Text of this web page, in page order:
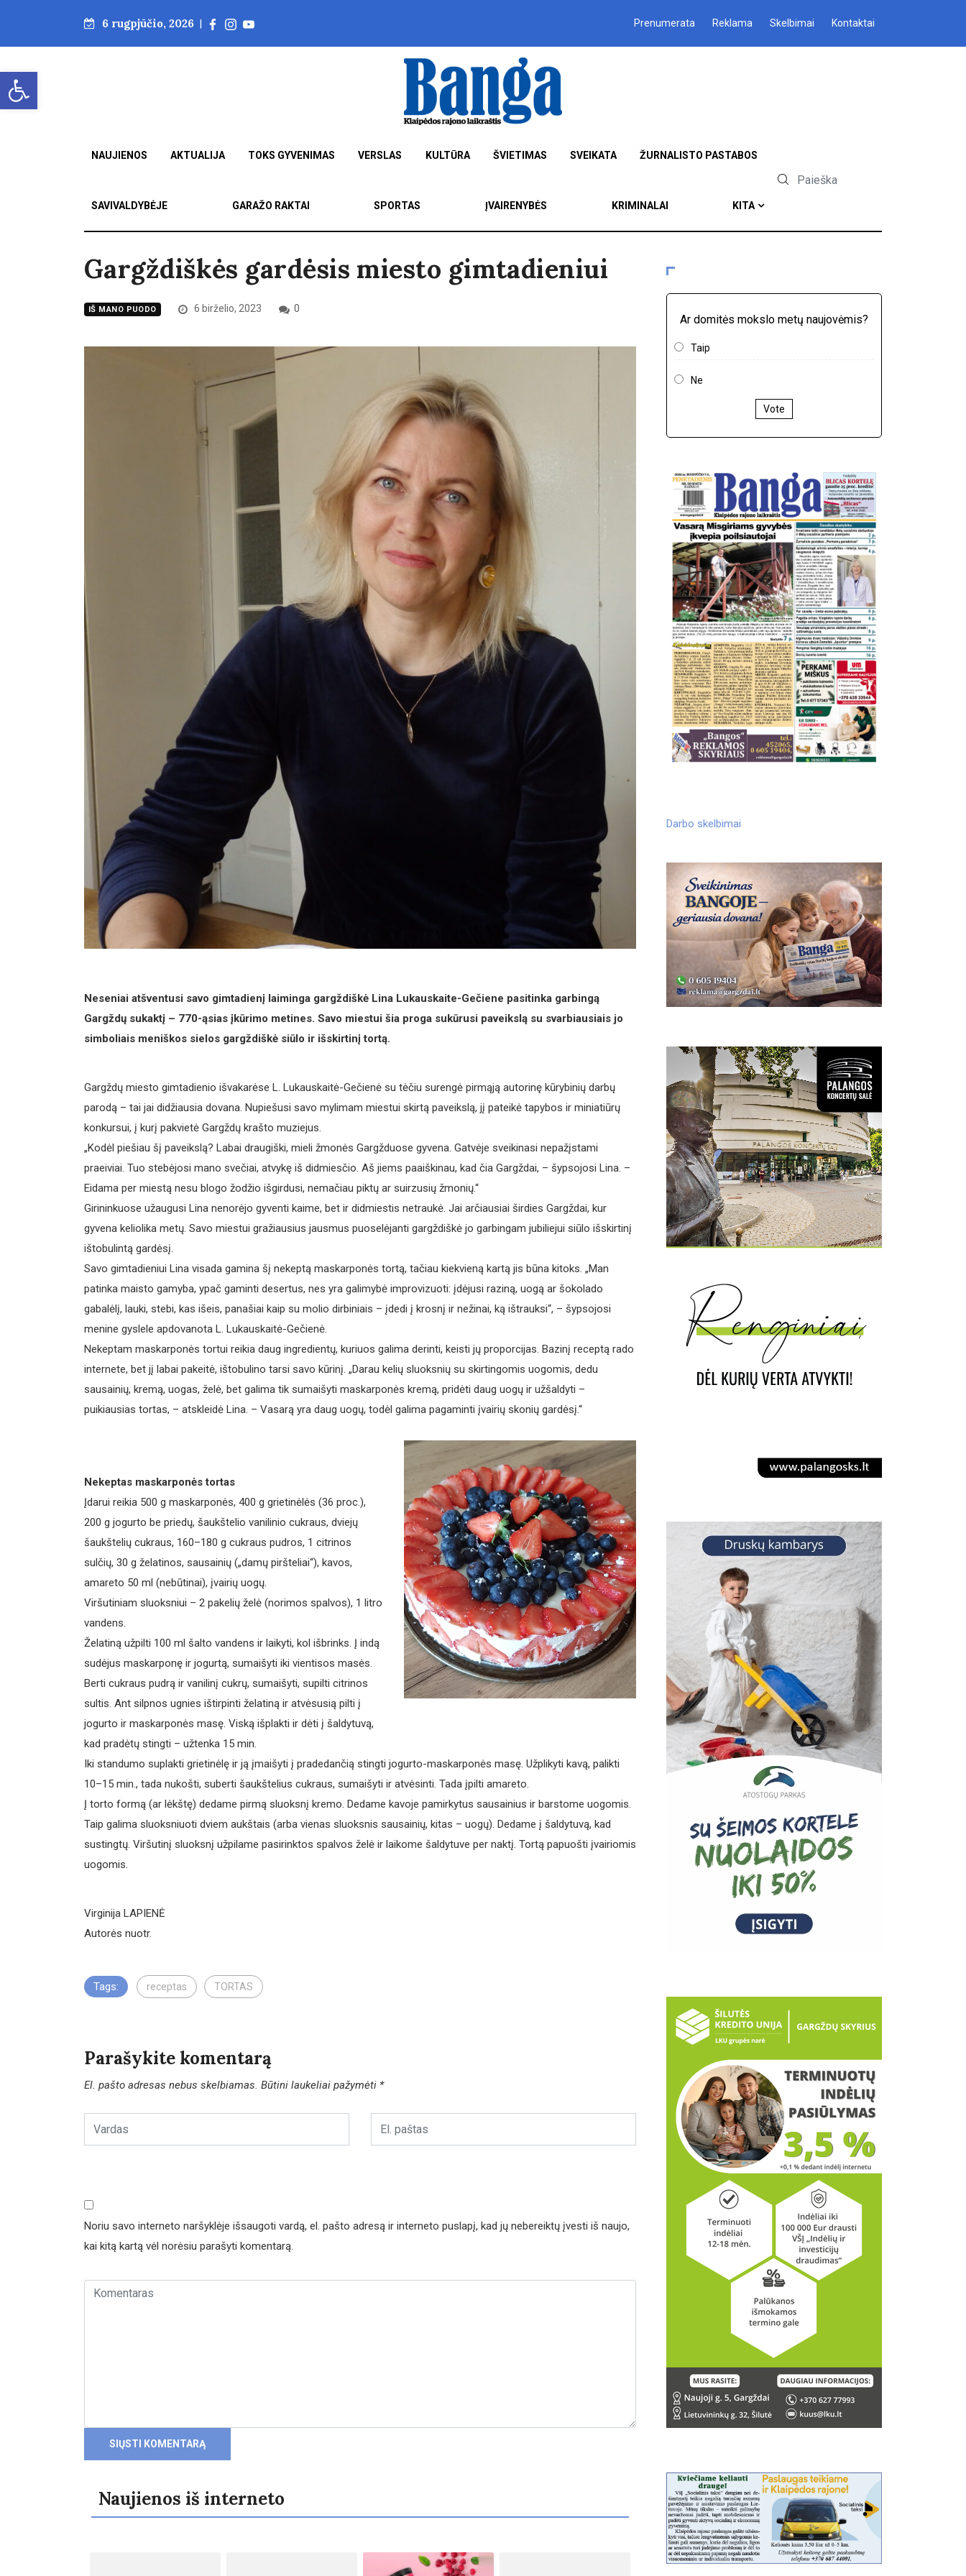
Open toolbar
6 rugpjūčio, 2026 | Prenumerata Reklama Skelbimai Kontaktai
NAUJIENOS AKTUALIJA TOKS GYVENIMAS VERSLAS KULTŪRA ŠVIETIMAS SVEIKATA ŽURNALISTO PASTABOS
SAVIVALDYBĖJE GARAŽO RAKTAI SPORTAS ĮVAIRENYBĖS KRIMINALAI KITA
Gargždiškės gardėsis miesto gimtadieniui
IŠ MANO PUODO 6 birželio, 2023 0
Neseniai atšventusi savo gimtadienį laiminga gargždiškė Lina Lukauskaite-Gečiene pasitinka garbingą
Gargždų sukaktį – 770-ąsias įkūrimo metines. Savo miestui šia proga sukūrusi paveikslą su svarbiausiais jo
simboliais meniškos sielos gargždiškė siūlo ir išskirtinį tortą.
Gargždų miesto gimtadienio išvakarėse L. Lukauskaitė-Gečienė su tėčiu surengė pirmąją autorinę kūrybinių darbų
parodą – tai jai didžiausia dovana. Nupiešusi savo mylimam miestui skirtą paveikslą, jį pateikė tapybos ir miniatiūrų
konkursui, į kurį pakvietė Gargždų krašto muziejus.
„Kodėl piešiau šį paveikslą? Labai draugiški, mieli žmonės Gargžduose gyvena. Gatvėje sveikinasi nepažįstami
praeiviai. Tuo stebėjosi mano svečiai, atvykę iš didmiesčio. Aš jiems paaiškinau, kad čia Gargždai, – šypsojosi Lina. –
Eidama per miestą nesu blogo žodžio išgirdusi, nemačiau piktų ar suirzusių žmonių.“
Girininkuose užaugusi Lina nenorėjo gyventi kaime, bet ir didmiestis netraukė. Jai arčiausiai širdies Gargždai, kur
gyvena keliolika metų. Savo miestui gražiausius jausmus puoselėjanti gargždiškė jo garbingam jubiliejui siūlo išskirtinį
ištobulintą gardėsį.
Savo gimtadieniui Lina visada gamina šį nekeptą maskarponės tortą, tačiau kiekvieną kartą jis būna kitoks. „Man
patinka maisto gamyba, ypač gaminti desertus, nes yra galimybė improvizuoti: įdėjusi raziną, uogą ar šokolado
gabalėlį, lauki, stebi, kas išeis, panašiai kaip su molio dirbiniais – įdedi į krosnį ir nežinai, ką ištrauksi“, – šypsojosi
menine gyslele apdovanota L. Lukauskaitė-Gečienė.
Nekeptam maskarponės tortui reikia daug ingredientų, kuriuos galima derinti, keisti jų proporcijas. Bazinį receptą rado
internete, bet jį labai pakeitė, ištobulino tarsi savo kūrinį. „Darau kelių sluoksnių su skirtingomis uogomis, dedu
sausainių, kremą, uogas, želė, bet galima tik sumaišyti maskarponės kremą, pridėti daug uogų ir užšaldyti –
puikiausias tortas, – atskleidė Lina. – Vasarą yra daug uogų, todėl galima pagaminti įvairių skonių gardėsį.“
Nekeptas maskarponės tortas
Įdarui reikia 500 g maskarponės, 400 g grietinėlės (36 proc.),
200 g jogurto be priedų, šaukštelio vanilinio cukraus, dviejų
šaukštelių cukraus, 160–180 g cukraus pudros, 1 citrinos
sulčių, 30 g želatinos, sausainių („damų piršteliai“), kavos,
amareto 50 ml (nebūtinai), įvairių uogų.
Viršutiniam sluoksniui – 2 pakelių želė (norimos spalvos), 1 litro
vandens.
Želatiną užpilti 100 ml šalto vandens ir laikyti, kol išbrinks. Į indą
sudėjus maskarponę ir jogurtą, sumaišyti iki vientisos masės.
Berti cukraus pudrą ir vanilinį cukrų, sumaišyti, supilti citrinos
sultis. Ant silpnos ugnies ištirpinti želatiną ir atvėsusią pilti į
jogurto ir maskarponės masę. Viską išplakti ir dėti į šaldytuvą,
kad pradėtų stingti – užtenka 15 min.
Iki standumo suplakti grietinėlę ir ją įmaišyti į pradedančią stingti jogurto-maskarponės masę. Užplikyti kavą, palikti
10–15 min., tada nukošti, suberti šaukštelius cukraus, sumaišyti ir atvėsinti. Tada įpilti amareto.
Į torto formą (ar lėkštę) dedame pirmą sluoksnį kremo. Dedame kavoje pamirkytus sausainius ir barstome uogomis.
Taip galima sluoksniuoti dviem aukštais (arba vienas sluoksnis sausainių, kitas – uogų). Dedame į šaldytuvą, kad
sustingtų. Viršutinį sluoksnį užpilame pasirinktos spalvos želė ir laikome šaldytuve per naktį. Tortą papuošti įvairiomis
uogomis.
Virginija LAPIENĖ
Autorės nuotr.
Tags: receptas TORTAS
Parašykite komentarą
El. pašto adresas nebus skelbiamas. Būtini laukeliai pažymėti *
Noriu savo interneto naršyklėje išsaugoti vardą, el. pašto adresą ir interneto puslapį, kad jų nebereiktų įvesti iš naujo,
kai kitą kartą vėl norėsiu parašyti komentarą.
Naujienos iš interneto
Ar domitės mokslo metų naujovėmis?
Taip
Ne
Vote
Darbo skelbimai